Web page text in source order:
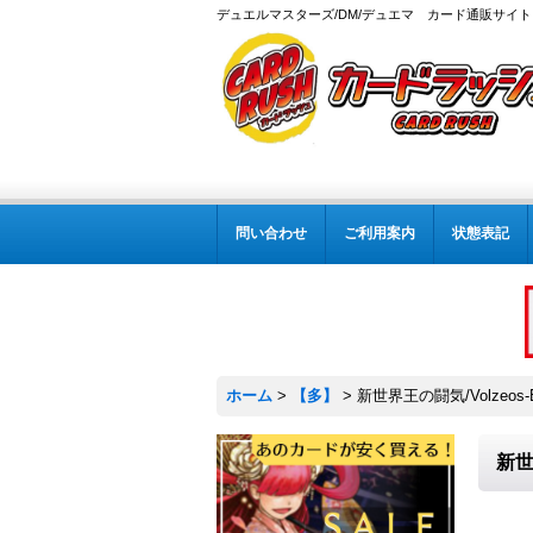
デュエルマスターズ/DM/デュエマ カード通販サイト
問い合わせ ご利用案内 状態表記
ホーム > 【多】 > 新世界王の闘気/
新